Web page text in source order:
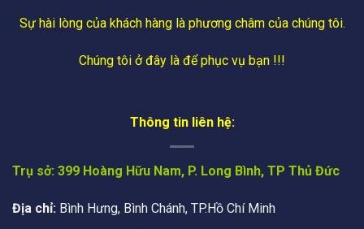
Sự hài lòng của khách hàng là phương châm của chúng tôi.
Chúng tôi ở đây là để phục vụ bạn !!!
Thông tin liên hệ:
Trụ sở: 399 Hoàng Hữu Nam, P. Long Bình, TP Thủ Đức
Địa chỉ: Bình Hưng, Bình Chánh, TP.Hồ Chí Minh